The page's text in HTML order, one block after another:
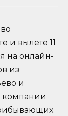
и вылете 11
на онлайн-
из
и
компании